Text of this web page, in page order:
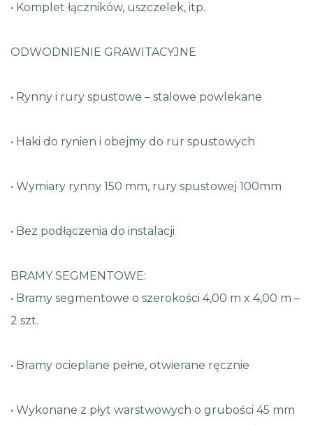
• Komplet łączników, uszczelek, itp.
ODWODNIENIE GRAWITACYJNE
• Rynny i rury spustowe – stalowe powlekane
• Haki do rynien i obejmy do rur spustowych
• Wymiary rynny 150 mm, rury spustowej 100mm
• Bez podłączenia do instalacji
BRAMY SEGMENTOWE:
• Bramy segmentowe o szerokości 4,00 m x 4,00 m –
2 szt.
• Bramy ocieplane pełne, otwierane ręcznie
• Wykonane z płyt warstwowych o grubości 45 mm